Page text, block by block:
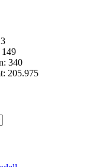
3
149
340
205.975